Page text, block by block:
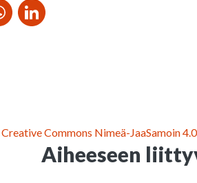
Creative Commons Nimeä-JaaSamoin
Aiheeseen